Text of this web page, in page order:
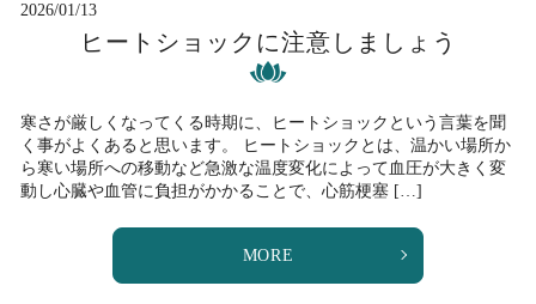
2026/01/13
ヒートショックに注意しましょう
寒さが厳しくなってくる時期に、ヒートショックという言葉を聞
く事がよくあると思います。 ヒートショックとは、温かい場所か
ら寒い場所への移動など急激な温度変化によって血圧が大きく変
動し心臓や血管に負担がかかることで、心筋梗塞 […]
MORE